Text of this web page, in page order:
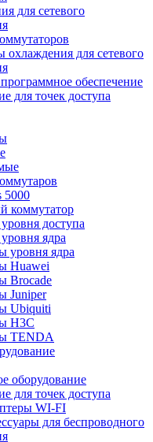
для сетевого
охлаждения для сетевого
обеспечение
для точек доступа
5000
коммутатор
доступа
ядра
уровня ядра
Huawei
Brocade
Juniper
Ubiquiti
H3C
TENDA
оборудование
для точек доступа
WI-FI
для беспроводного